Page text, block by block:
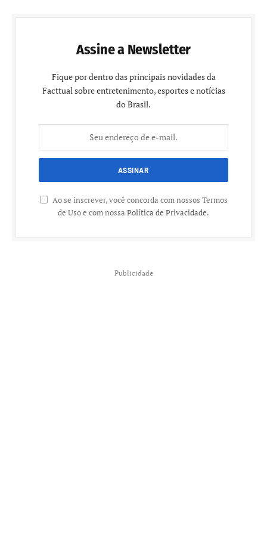
Assine a Newsletter
Fique por dentro das principais novidades da
Facttual sobre entretenimento, esportes e notícias
do Brasil.
Ao se inscrever, você concorda com nossos Termos
de Uso e com nossa Política de Privacidade.
Publicidade